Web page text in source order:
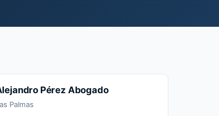
Pérez Abogado
Palmas